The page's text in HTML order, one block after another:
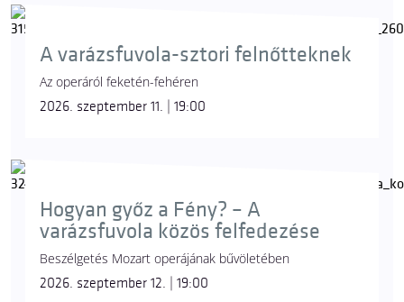
A varázsfuvola-sztori felnőtteknek
Az operáról feketén-fehéren
2026. szeptember 11. | 19:00
Hogyan győz a Fény? – A
varázsfuvola közös felfedezése
Beszélgetés Mozart operájának bűvöletében
2026. szeptember 12. | 19:00